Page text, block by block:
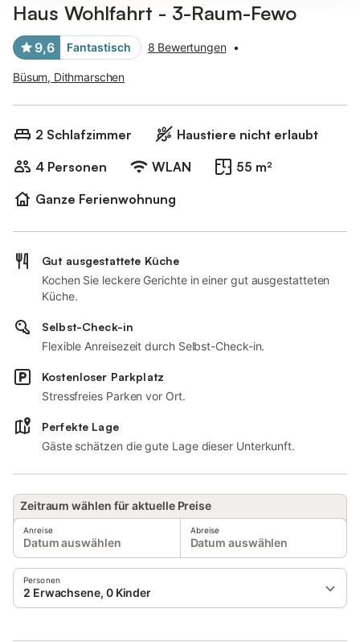
Haus Wohlfahrt - 3-Raum-Fewo
9,6 Fantastisch 8 Bewertungen •
Büsum, Dithmarschen
2 Schlafzimmer
Haustiere nicht erlaubt
4 Personen
WLAN
55 m²
Ganze Ferienwohnung
Gut ausgestattete Küche
Kochen Sie leckere Gerichte in einer gut ausgestatteten
Küche.
Selbst-Check-in
Flexible Anreisezeit durch Selbst-Check-in.
Kostenloser Parkplatz
Stressfreies Parken vor Ort.
Perfekte Lage
Gäste schätzen die gute Lage dieser Unterkunft.
Zeitraum wählen für aktuelle Preise
Anreise
Datum auswählen
Abreise
Datum auswählen
Personen
2 Erwachsene, 0 Kinder